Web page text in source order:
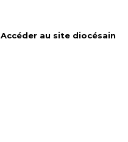
Accéder au site diocésain